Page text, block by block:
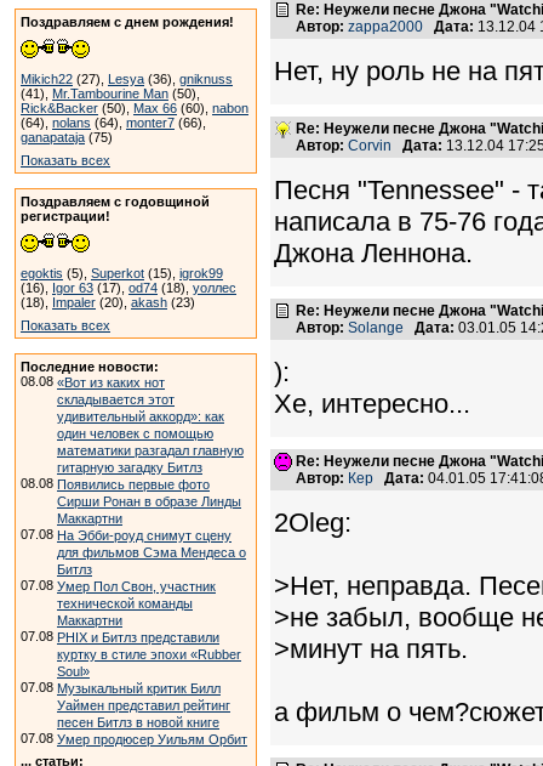
Поздравляем с днем рождения!
Mikich22 (27), Lesya (36), gniknuss
(41), Mr.Tambourine Man (50),
Rick&Backer (50), Max 66 (60), nabon
(64), nolans (64), monter7 (66),
ganapataja (75)
Показать всех
Поздравляем с годовщиной
регистрации!
egoktis (5), Superkot (15), igrok99
(16), Igor 63 (17), od74 (18), уоллес
(18), Impaler (20), akash (23)
Показать всех
Последние новости:
08.08 «Вот из каких нот
складывается этот
удивительный аккорд»: как
один человек с помощью
математики разгадал главную
гитарную загадку Битлз
08.08 Появились первые фото
Сирши Ронан в образе Линды
Маккартни
07.08 На Эбби-роуд снимут сцену
для фильмов Сэма Мендеса о
Битлз
07.08 Умер Пол Свон, участник
технической команды
Маккартни
07.08 PHIX и Битлз представили
куртку в стиле эпохи «Rubber
Soul»
07.08 Музыкальный критик Билл
Уаймен представил рейтинг
песен Битлз в новой книге
07.08 Умер продюсер Уильям Орбит
... статьи:
Re: Неужели песне Джона
Автор: zappa2000 Дата:
Нет, ну роль не на
Re: Неужели песне Джона
Автор: Corvin Дата: 13.12.04
Песня "Tennessee" -
написала в 75-76
Джона Леннона.
Re: Неужели песне Джона
Автор: Solange Дата: 03.01.05
):
Хе, интересно...
Re: Неужели песне Джона
Автор: Кер Дата: 04.01.05
2Oleg:
>Нет, неправда.
>не забыл, вообще
>минут на пять.
а фильм о